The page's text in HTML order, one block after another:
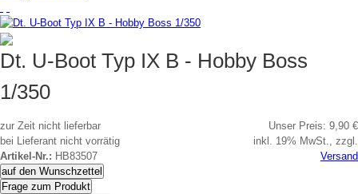
Dt. U-Boot Typ IX B - Hobby Boss
1/350
zur Zeit nicht lieferbar
bei Lieferant nicht vorrätig
Artikel-Nr.: HB83507
auf den Wunschzettel
Frage zum Produkt
Unser Preis: 9,90 €
inkl. 19% MwSt., zzgl.
Versand